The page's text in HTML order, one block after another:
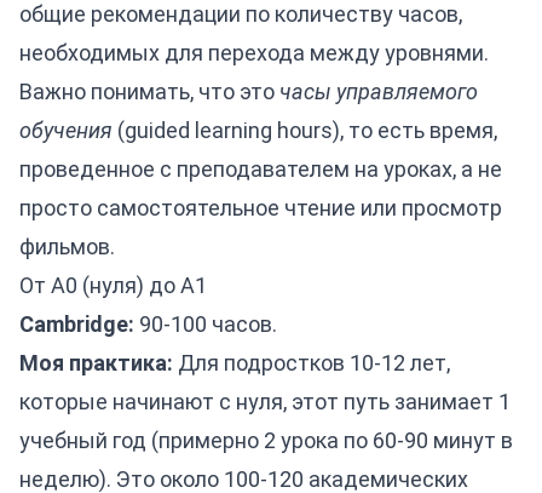
общие рекомендации по количеству часов,
необходимых для перехода между уровнями.
Важно понимать, что это часы управляемого
обучения (guided learning hours), то есть время,
проведенное с преподавателем на уроках, а не
просто самостоятельное чтение или просмотр
фильмов.
От A0 (нуля) до A1
Cambridge: 90-100 часов.
Моя практика: Для подростков 10-12 лет,
которые начинают с нуля, этот путь занимает 1
учебный год (примерно 2 урока по 60-90 минут в
неделю). Это около 100-120 академических